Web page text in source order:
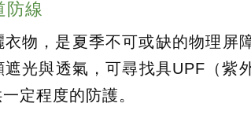
防線
物，是夏季不可或缺的物理屏
光與透氣，可尋找具UPF（紫
定程度的防護。